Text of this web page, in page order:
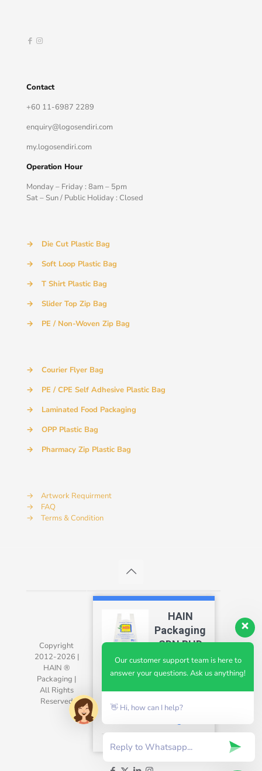
Contact
+60 11-6987 2289
enquiry@logosendiri.com
my.logosendiri.com
Operation Hour
Monday – Friday : 8am – 5pm
Sat – Sun / Public Holiday : Closed
→
Die Cut Plastic Bag
→
Soft Loop Plastic Bag
→
T Shirt Plastic Bag
→
Slider Top Zip Bag
→
PE / Non-Woven Zip Bag
→
Courier Flyer Bag
→
PE / CPE Self Adhesive Plastic Bag
→
Laminated Food Packaging
→
OPP Plastic Bag
→
Pharmacy Zip Plastic Bag
→
Artwork Requirment
→
FAQ
→
Terms & Condition
Copyright
2012-2026 |
HAIN ®
Packaging |
All Rights
Reserved
HAIN
Packaging
SDN BHD
4.7
Our customer support team is here to
answer your questions. Ask us anything!
👋 Hi, how can I help?